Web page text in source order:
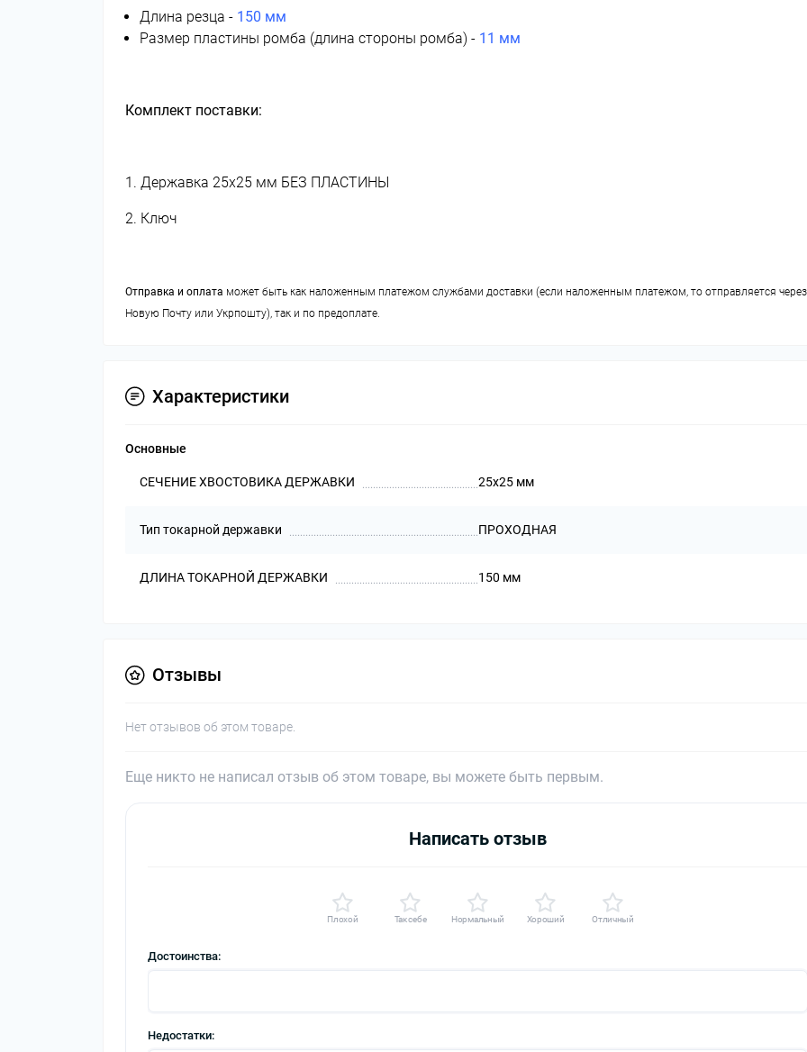
Длина резца - 150 мм
Размер пластины ромба (длина стороны ромба) - 11 мм
Комплект поставки:
1. Державка 25х25 мм БЕЗ ПЛАСТИНЫ
2. Ключ
Отправка и оплата может быть как наложенным платежом службами доставки (если наложенным платежом, то отправляется через
Новую Почту или Укрпошту), так и по предоплате.
Характеристики
Основные
СЕЧЕНИЕ ХВОСТОВИКА ДЕРЖАВКИ 25х25 мм
Тип токарной державки ПРОХОДНАЯ
ДЛИНА ТОКАРНОЙ ДЕРЖАВКИ 150 мм
Отзывы
Нет отзывов об этом товаре.
Еще никто не написал отзыв об этом товаре, вы можете быть первым.
Написать отзыв
Плохой Так себе Нормальный Хороший Отличный
Достоинства:
Недостатки: